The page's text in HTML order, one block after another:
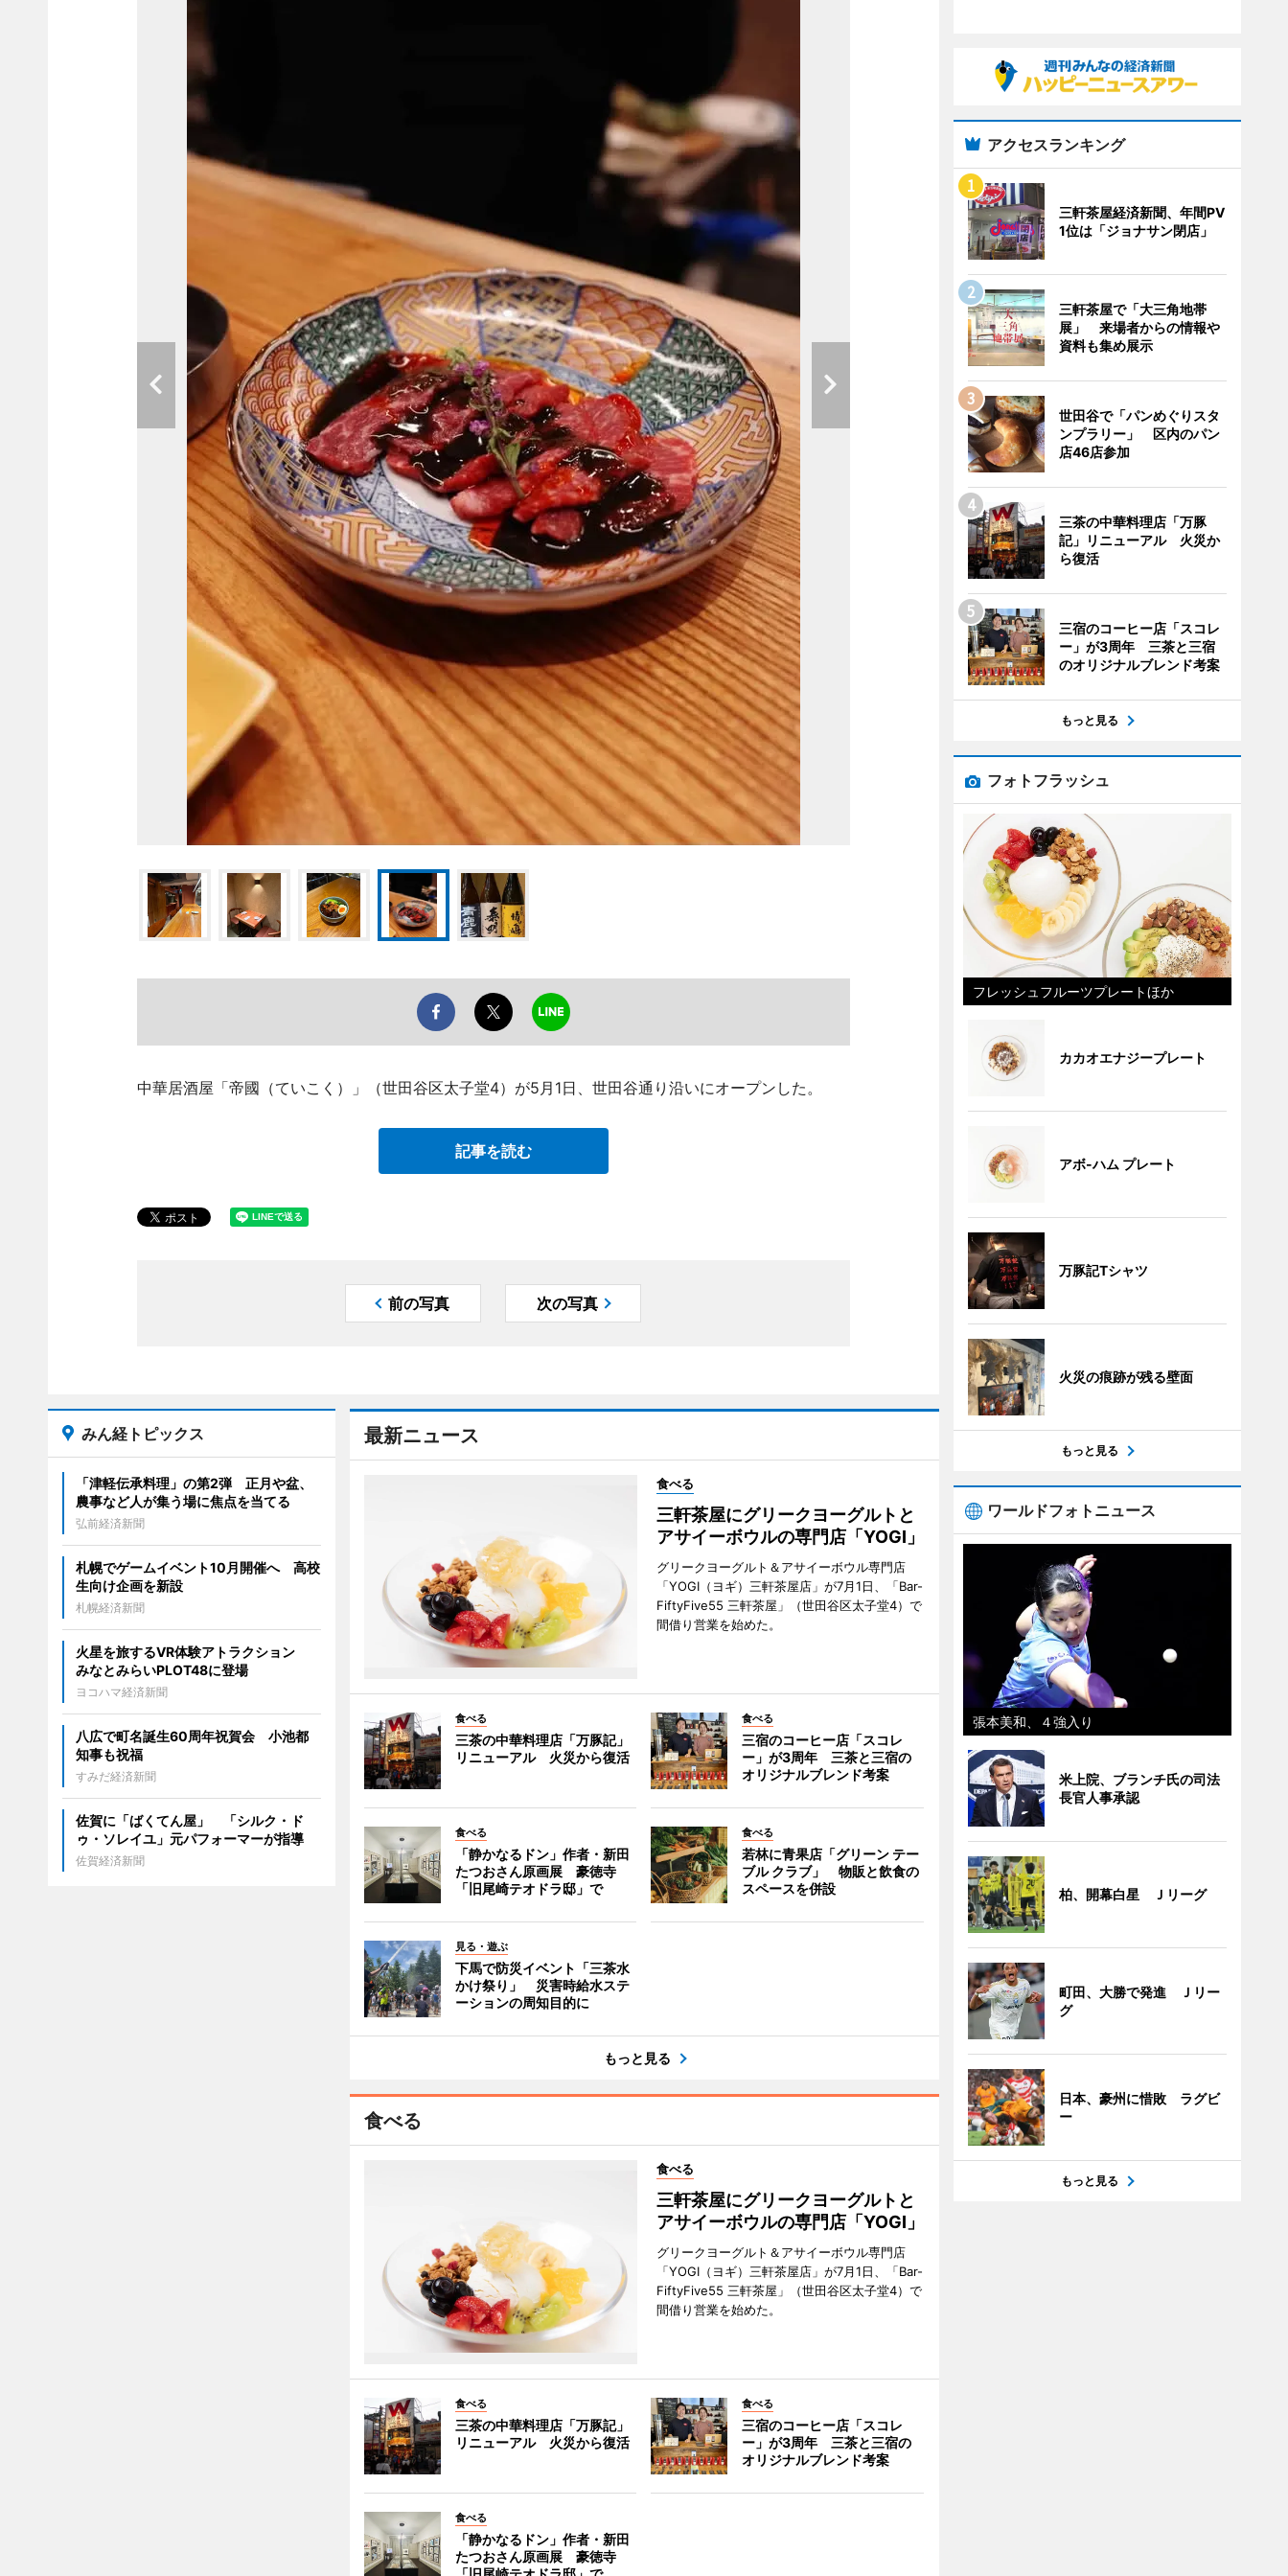
中華居酒屋「帝國（ていこく）」（世田谷区太子堂4）が5月1日、世田谷通り沿いにオープンした。
記事を読む
前の写真 次の写真
最新ニュース
食べる
三軒茶屋にグリークヨーグルトと
アサイーボウルの専門店「YOGI」
グリークヨーグルト＆アサイーボウル専門店
「YOGI（ヨギ）三軒茶屋店」が7月1日、「Bar-
FiftyFive55 三軒茶屋」（世田谷区太子堂4）で
間借り営業を始めた。
食べる
三茶の中華料理店「万豚記」
リニューアル 火災から復活
食べる
三宿のコーヒー店「スコレ
ー」が3周年 三茶と三宿の
オリジナルブレンド考案
食べる
「静かなるドン」作者・新田
たつおさん原画展 豪徳寺
「旧尾崎テオドラ邸」で
食べる
若林に青果店「グリーン テー
ブル クラブ」 物販と飲食の
スペースを併設
見る・遊ぶ
下馬で防災イベント「三茶水
かけ祭り」 災害時給水ステ
ーションの周知目的に
もっと見る
食べる
食べる
三軒茶屋にグリークヨーグルトと
アサイーボウルの専門店「YOGI」
グリークヨーグルト＆アサイーボウル専門店
「YOGI（ヨギ）三軒茶屋店」が7月1日、「Bar-
FiftyFive55 三軒茶屋」（世田谷区太子堂4）で
間借り営業を始めた。
食べる
三茶の中華料理店「万豚記」
リニューアル 火災から復活
食べる
三宿のコーヒー店「スコレ
ー」が3周年 三茶と三宿の
オリジナルブレンド考案
食べる
「静かなるドン」作者・新田
たつおさん原画展 豪徳寺
みん経トピックス
「津軽伝承料理」の第2弾 正月や盆、
農事など人が集う場に焦点を当てる
弘前経済新聞
札幌でゲームイベント10月開催へ 高校
生向け企画を新設
札幌経済新聞
火星を旅するVR体験アトラクション
みなとみらいPLOT48に登場
ヨコハマ経済新聞
八広で町名誕生60周年祝賀会 小池都
知事も祝福
すみだ経済新聞
佐賀に「ばくてん屋」 「シルク・ド
ゥ・ソレイユ」元パフォーマーが指導
佐賀経済新聞
アクセスランキング
三軒茶屋経済新聞、年間PV
1位は「ジョナサン閉店」
三軒茶屋で「大三角地帯
展」 来場者からの情報や
資料も集め展示
世田谷で「パンめぐりスタ
ンプラリー」 区内のパン
店46店参加
三茶の中華料理店「万豚
記」リニューアル 火災か
ら復活
三宿のコーヒー店「スコレ
ー」が3周年 三茶と三宿
のオリジナルブレンド考案
もっと見る
フォトフラッシュ
フレッシュフルーツプレートほか
カカオエナジープレート
アボ-ハム プレート
万豚記Tシャツ
火災の痕跡が残る壁面
もっと見る
ワールドフォトニュース
張本美和、４強入り
米上院、ブランチ氏の司法
長官人事承認
柏、開幕白星 Ｊリーグ
町田、大勝で発進 Ｊリー
グ
日本、豪州に惜敗 ラグビ
ー
もっと見る